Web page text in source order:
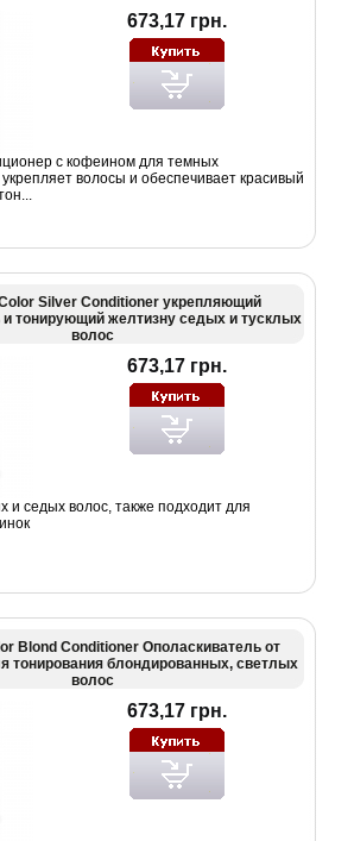
673,17 грн.
с кофеином для темных
волосы и обеспечивает красивый
Silver Conditioner укрепляющий
и тонирующий желтизну седых и тусклых
волос
673,17 грн.
и седых волос, также подходит для
Blond Conditioner Ополаскиватель от
тонирования блондированных, светлых
волос
673,17 грн.